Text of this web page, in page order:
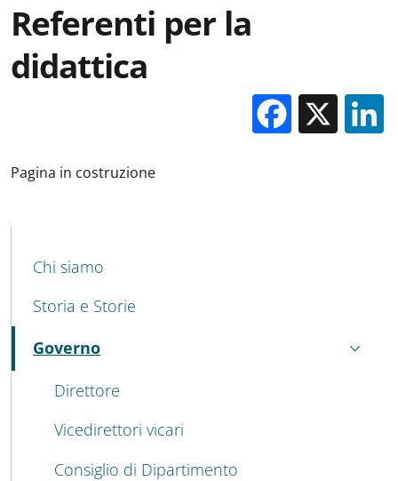
Referenti per la
didattica
X
Pagina in costruzione
MENU CEV SECOND NAVIGATION
Chi siamo
Storia e Storie
Governo
Attivo
Direttore
Vicedirettori vicari
Consiglio di Dipartimento